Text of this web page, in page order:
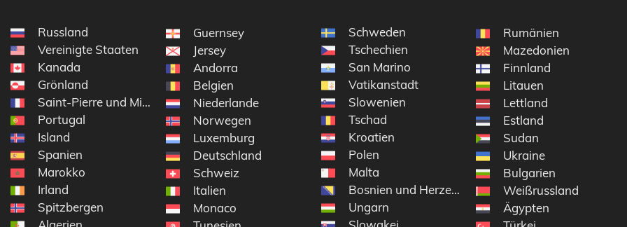
Russland
Vereinigte Staaten
Kanada
Grönland
Saint-Pierre und Miquelon
Portugal
Island
Spanien
Marokko
Irland
Spitzbergen
Guernsey
Jersey
Andorra
Belgien
Niederlande
Norwegen
Luxemburg
Deutschland
Schweiz
Italien
Monaco
Schweden
Tschechien
San Marino
Vatikanstadt
Slowenien
Tschad
Kroatien
Polen
Malta
Bosnien und Herzegowina
Ungarn
Rumänien
Mazedonien
Finnland
Litauen
Lettland
Estland
Sudan
Ukraine
Bulgarien
Weißrussland
Ägypten